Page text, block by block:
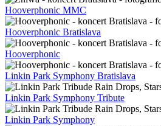
Hooverphonic MMC
Hooverphonic Bratislava
Hooverphonic
Linkin Park Symphony Bratislava
Linkin Park Symphony Tribute
Linkin Park Symphony